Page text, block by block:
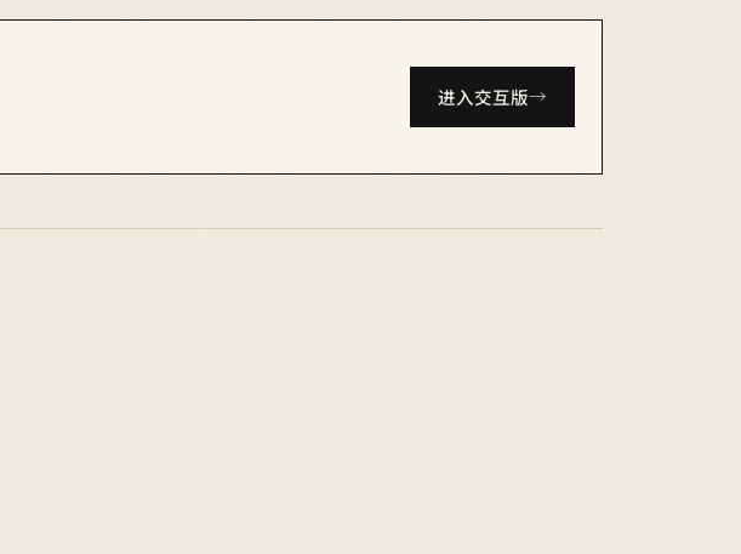
进入交互版